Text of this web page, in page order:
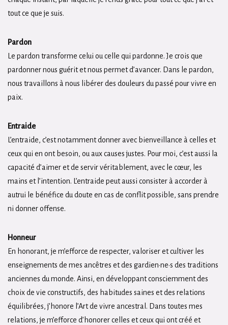
tout ce que je suis.
Pardon
Le pardon transforme celui ou celle qui pardonne. Je crois que
pardonner nous guérit et nous permet d’avancer. Dans le pardon,
nous travaillons à nous libérer des douleurs du passé pour vivre en
paix.
Entraide
L’entraide, c’est notamment donner avec bienveillance à celles et
ceux qui en ont besoin, ou aux causes justes. Pour moi, c’est aussi la
capacité d’aimer et de servir véritablement, avec le cœur, les
mains et l’intention. L’entraide peut aussi consister à accorder à
autrui le bénéfice du doute en cas de conflit possible, sans prendre
ni donner offense.
Honneur
En honorant, je m’efforce de respecter, valoriser et cultiver les
enseignements de mes ancêtres et des gardien·ne·s des traditions
anciennes du monde. Ainsi, en développant consciemment des
choix de vie constructifs, des habitudes saines et des relations
équilibrées, j’honore l’Art de vivre ancestral. Dans toutes mes
relations, je m’efforce d’honorer celles et ceux qui ont créé et